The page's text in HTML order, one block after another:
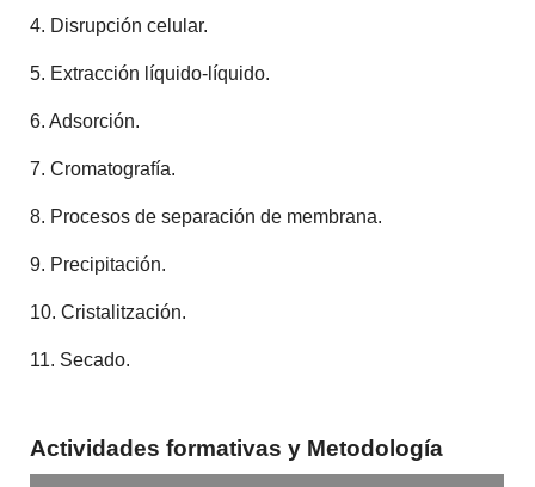
4. Disrupción celular.
5. Extracción líquido-líquido.
6. Adsorción.
7. Cromatografía.
8. Procesos de separación de membrana.
9. Precipitación.
10. Cristalitzación.
11. Secado.
Actividades formativas y Metodología